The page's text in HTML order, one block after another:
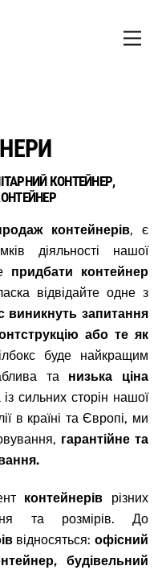
КОНТЕЙНЕР,
контейнерів, є
діяльності нашої
придбати контейнер
відвідайте одне з
виникнуть запитання
або те як
буде найкращим
та низька ціна
сильних сторін нашої
в країні та Європі, ми
гарантійне та
контейнерів різних
та розмірів. До
відносяться: офісний
будівельний